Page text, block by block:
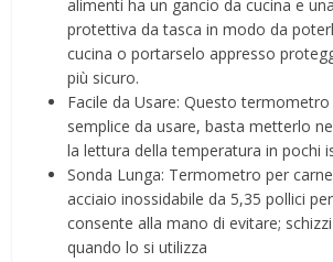
alimenti ha un gancio da cucina e
protettiva da tasca in modo da
cucina o portarselo appresso
più sicuro.
Facile da Usare: Questo
semplice da usare, basta metterlo
la lettura della temperatura in pochi
Sonda Lunga: Termometro per
acciaio inossidabile da 5,35 pollici
consente alla mano di evitare;
quando lo si utilizza